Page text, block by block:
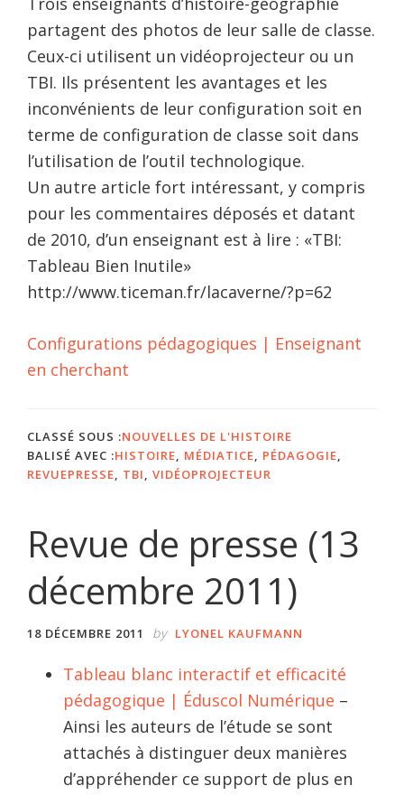
partagent des photos de leur salle de classe.
Ceux-ci utilisent un vidéoprojecteur ou un
TBI. Ils présentent les avantages et les
inconvénients de leur configuration soit en
terme de configuration de classe soit dans
l’utilisation de l’outil technologique.
Un autre article fort intéressant, y compris
pour les commentaires déposés et datant
de 2010, d’un enseignant est à lire : «TBI:
Tableau Bien Inutile»
http://www.ticeman.fr/lacaverne/?p=62
Configurations pédagogiques | Enseignant
en cherchant
CLASSÉ SOUS :NOUVELLES DE L'HISTOIRE
BALISÉ AVEC :HISTOIRE MÉDIATICE PÉDAGOGIE
REVUEPRESSE
TBI VIDÉOPROJECTEUR
Revue de presse (13
décembre 2011)
18 DÉCEMBRE 2011 by LYONEL KAUFMANN
Tableau blanc interactif et efficacité
pédagogique | Éduscol Numérique –
Ainsi les auteurs de l’étude se sont
attachés à distinguer deux manières
d’appréhender ce support de plus en